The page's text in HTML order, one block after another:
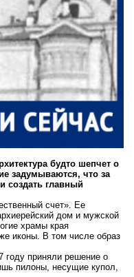
будто шепчет о
задумываются, что за
создать главный
счет». Ее
дом и мужской
храмы края
иконы. В том числе образ
году приняли решение о
пилоны, несущие купол,